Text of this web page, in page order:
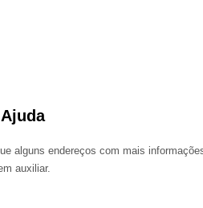
alguns endereços com mais
auxiliar.